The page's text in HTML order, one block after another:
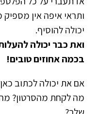
ותראי איפה אין
יכולה להוסיף.
ואת כבר יכולה
בכמה אחוזים טובים!
אם את יכולה לכתוב
מה לקחת מהסרטון?